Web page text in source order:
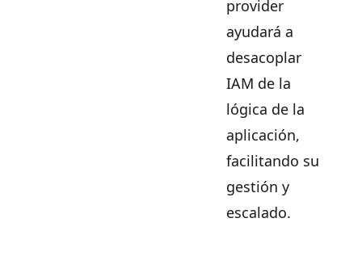
provider
ayudará a
desacoplar
IAM de la
lógica de la
aplicación,
facilitando su
gestión y
escalado.